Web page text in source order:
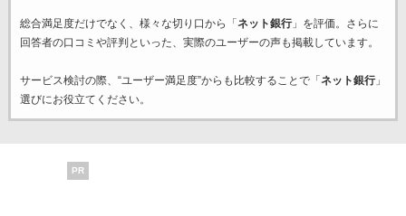
総合満足度だけでなく、様々な切り口から「 ネット銀行」を評価。さらに
回答者の口コミや評判といった、実際のユーザーの声も掲載しています。
サービス検討の際、“ユーザー満足度”からも比較することで「 ネット銀行」
選びにお役立てください。
PR